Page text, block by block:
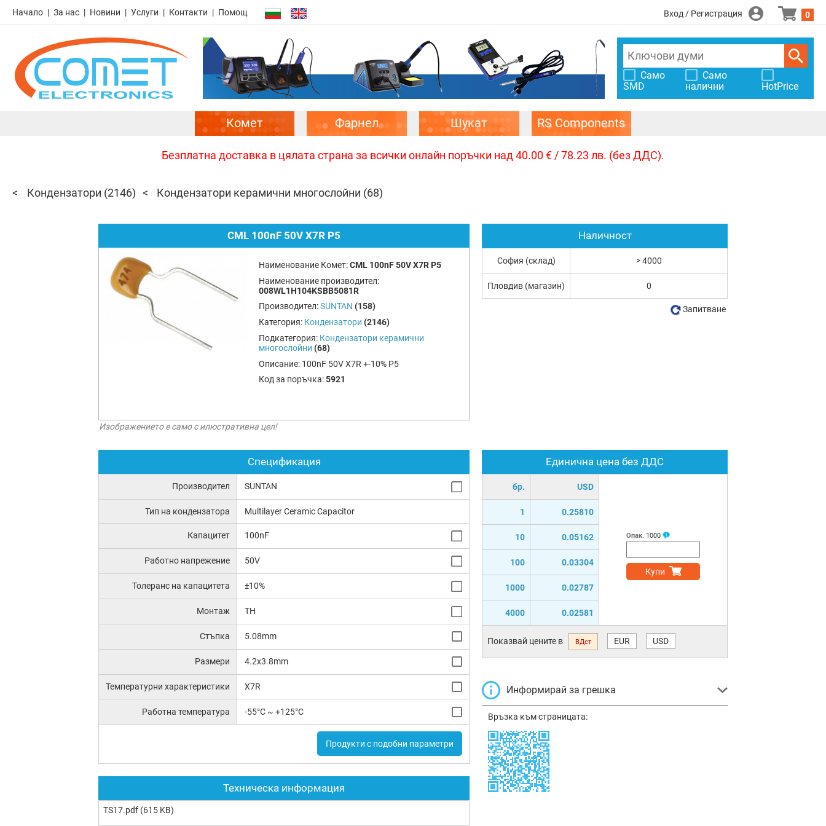
Начало За нас Новини Услуги Контакти Помощ Вход / Регистрация 0
Само
SMD
Само
налични
HotPrice
Комет Фарнел Шукат RS Components
Безплатна доставка в цялата страна за всички онлайн поръчки над 40.00 € / 78.23 лв. (без ДДС).
Кондензатори (2146) Кондензатори керамични многослойни (68)
CML 100nF 50V X7R P5
Наименование Комет:CML 100nF 50V X7R P5
Наименование производител:
008WL1H104KSBB5081R
Производител:SUNTAN (158)
Категория: Кондензатори (2146)
Подкатегория: Кондензатори керамични
многослойни (68)
Описание: 100nF 50V X7R +-10% P5
Код за поръчка:5921
Изображението е само с илюстративна цел!
Спецификация
Производител SUNTAN
Тип на кондензатора Multilayer Ceramic Capacitor
Капацитет 100nF
Работно напрежение 50V
Толеранс на капацитета ±10%
Монтаж TH
Стъпка 5.08mm
Размери 4.2x3.8mm
Температурни характеристики X7R
Работна температура -55°C ~ +125°C
Продукти с подобни параметри
Техническа информация
TS17.pdf (615 KB)
Единична цена без ДДС
бр. USD
1 0.25810
10 0.05162
100 0.03304
1000 0.02787
4000 0.02581
Опак. 1000
Купи
Показвай цените в ВДст EUR USD
Информирай за грешка
Връзка към страницата:
Наличност
София (склад) > 4000
Пловдив (магазин) 0
Запитване